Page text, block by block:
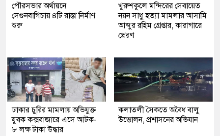
পৌরসভার অর্থায়নে
সেগুনবাগিচায় ৪টি রাস্তা নির্মাণ
শুরু
খুরুশকুলে মন্দিরের সেবায়েত
নয়ন সাধু হত্যা মামলার আসামি
আব্দুর রহিম গ্রেপ্তার, কারাগারে
প্রেরণ
ঢাকার চুরির মামলায় অভিযুক্ত
যুবক কক্সবাজারে এসে আটক-
৮ লক্ষ টাকা উদ্ধার
কলাতলী সৈকতে অবৈধ বালু
উত্তোলন, প্রশাসনের অভিযান